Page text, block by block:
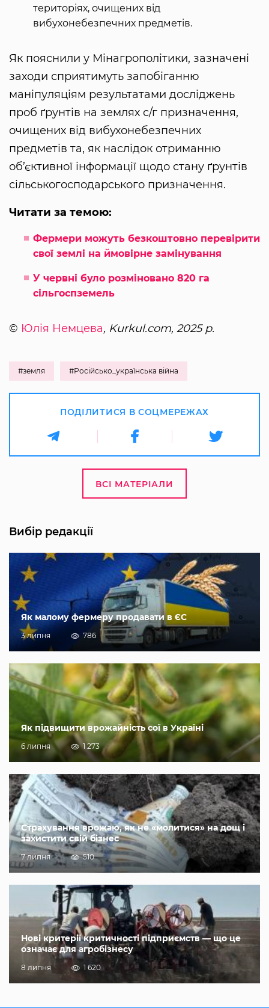
територіях, очищених від
вибухонебезпечних предметів.
Як пояснили у Мінагрополітики, зазначені
заходи сприятимуть запобіганню
маніпуляціям результатами досліджень
проб ґрунтів на землях с/г призначення,
очищених від вибухонебезпечних
предметів та, як наслідок отриманню
об’єктивної інформації щодо стану ґрунтів
сільськогосподарського призначення.
Читати за темою:
Фермери можуть безкоштовно перевірити
свої землі на ймовірне замінування
У червні було розміновано 820 га
сільгоспземель
© Юлія Немцева, Kurkul.com, 2025 р.
#земля #Російсько_українська війна
ПОДІЛИТИСЯ В СОЦМЕРЕЖАХ
ВСІ МАТЕРІАЛИ
Вибір редакції
Як малому фермеру продавати в ЄС
3 липня 786
Як підвищити врожайність сої в Україні
6 липня 1 273
Страхування врожаю, як не «молитися» на дощ і
захистити свій бізнес
7 липня 510
Нові критерії критичності підприємств — що це
означає для агробізнесу
8 липня 1 620